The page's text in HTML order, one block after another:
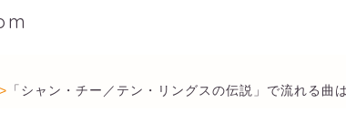
> 「シャン・チー／テン・リングスの伝説」で流れる曲